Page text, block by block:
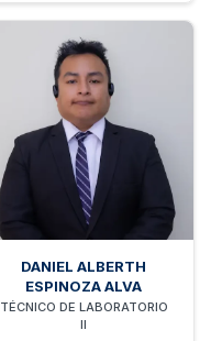
DANIEL ALBERTH
ESPINOZA ALVA
TÉCNICO DE LABORATORIO
II